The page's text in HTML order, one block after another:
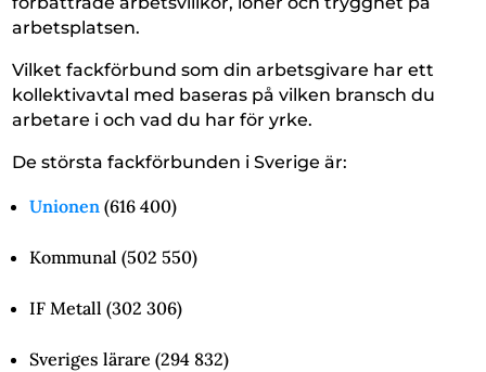
arbetsplatsen.
Vilket fackförbund som din arbetsgivare har ett
kollektivavtal med baseras på vilken bransch du
arbetare i och vad du har för yrke.
De största fackförbunden i Sverige är:
Unionen (616 400)
Kommunal (502 550)
IF Metall (302 306)
Sveriges lärare (294 832)